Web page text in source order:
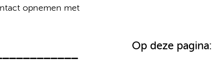
opnemen met
Op deze pagina: